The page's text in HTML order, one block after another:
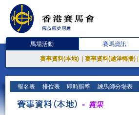
馬場活動 賽馬資訊
賽事資料(本地) 賽事資料(越洋轉播)
報名表 排位表 即時賠率 練馬師分場表